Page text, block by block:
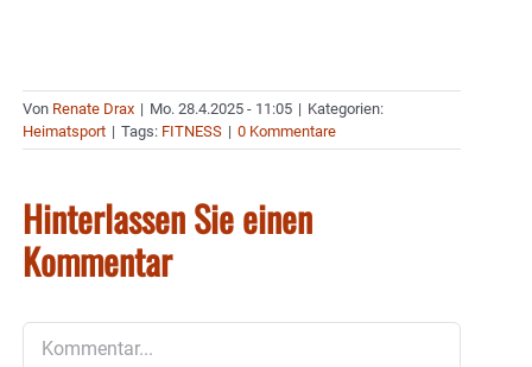
Von Renate Drax | Mo. 28.4.2025 - 11:05 | Kategorien:
Heimatsport | Tags: FITNESS | 0 Kommentare
Hinterlassen Sie einen
Kommentar